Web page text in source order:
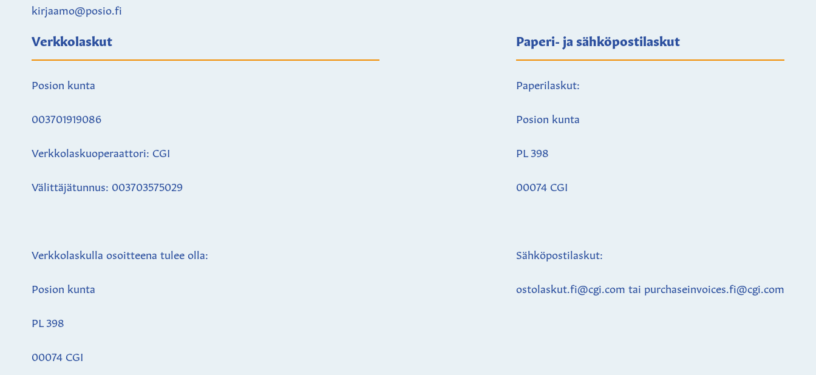
kirjaamo@posio.fi
Verkkolaskut
Posion kunta
003701919086
Verkkolaskuoperaattori: CGI
Välittäjätunnus: 003703575029
Verkkolaskulla osoitteena tulee olla:
Posion kunta
PL 398
00074 CGI
Paperi- ja sähköpostilaskut
Paperilaskut:
Posion kunta
PL 398
00074 CGI
Sähköpostilaskut:
ostolaskut.fi@cgi.com tai purchaseinvoices.fi@cgi.com